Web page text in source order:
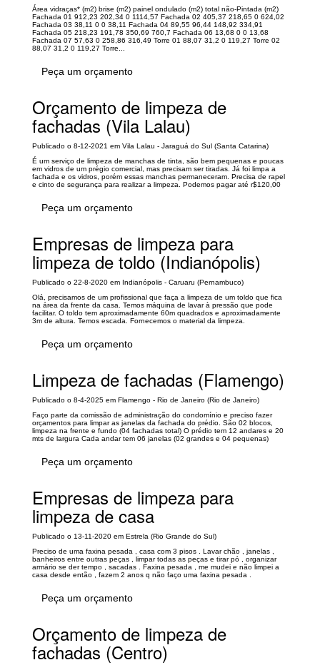
Área vidraças* (m2) brise (m2) painel ondulado (m2) total não-Pintada (m2)
Fachada 01 912,23 202,34 0 1114,57 Fachada 02 405,37 218,65 0 624,02
Fachada 03 38,11 0 0 38,11 Fachada 04 89,55 96,44 148,92 334,91
Fachada 05 218,23 191,78 350,69 760,7 Fachada 06 13,68 0 0 13,68
Fachada 07 57,63 0 258,86 316,49 Torre 01 88,07 31,2 0 119,27 Torre 02
88,07 31,2 0 119,27 Torre...
Peça um orçamento
Orçamento de limpeza de
fachadas (Vila Lalau)
Publicado o 8-12-2021 em Vila Lalau - Jaraguá do Sul (Santa Catarina)
É um serviço de limpeza de manchas de tinta, são bem pequenas e poucas
em vidros de um prégio comercial, mas precisam ser tiradas. Já foi limpa a
fachada e os vidros, porém essas manchas permaneceram. Precisa de rapel
e cinto de segurança para realizar a limpeza. Podemos pagar até r$120,00
Peça um orçamento
Empresas de limpeza para
limpeza de toldo (Indianópolis)
Publicado o 22-8-2020 em Indianópolis - Caruaru (Pernambuco)
Olá, precisamos de um profissional que faça a limpeza de um toldo que fica
na área da frente da casa. Temos máquina de lavar à pressão que pode
facilitar. O toldo tem aproximadamente 60m quadrados e aproximadamente
3m de altura. Temos escada. Fornecemos o material da limpeza.
Peça um orçamento
Limpeza de fachadas (Flamengo)
Publicado o 8-4-2025 em Flamengo - Rio de Janeiro (Rio de Janeiro)
Faço parte da comissão de administração do condomínio e preciso fazer
orçamentos para limpar as janelas da fachada do prédio. São 02 blocos,
limpeza na frente e fundo (04 fachadas total) O prédio tem 12 andares e 20
mts de largura Cada andar tem 06 janelas (02 grandes e 04 pequenas)
Peça um orçamento
Empresas de limpeza para
limpeza de casa
Publicado o 13-11-2020 em Estrela (Rio Grande do Sul)
Preciso de uma faxina pesada , casa com 3 pisos . Lavar chão , janelas ,
banheiros entre outras peças , limpar todas as peças e tirar pó , organizar
armário se der tempo , sacadas . Faxina pesada , me mudei e não limpei a
casa desde então , fazem 2 anos q não faço uma faxina pesada .
Peça um orçamento
Orçamento de limpeza de
fachadas (Centro)